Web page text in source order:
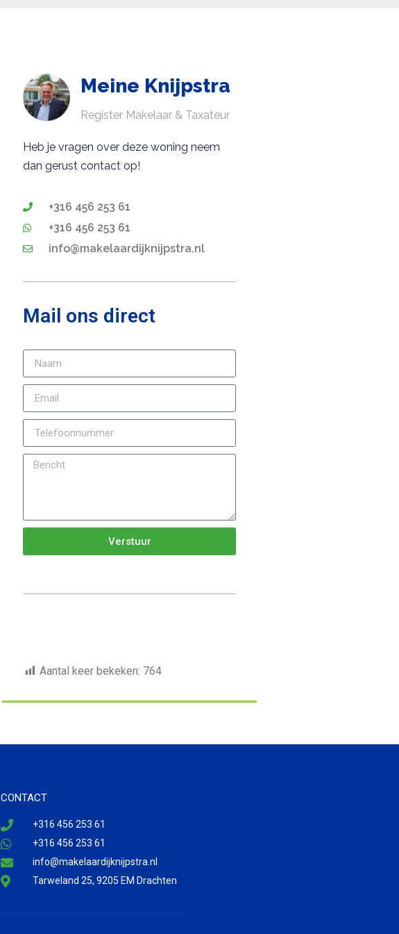
Meine Knijpstra
Register Makelaar & Taxateur
Heb je vragen over deze woning neem
dan gerust contact op!
+316 456 253 61
+316 456 253 61
info@makelaardijknijpstra.nl
Mail ons direct
Verstuur
Aantal keer bekeken: 764
CONTACT
+316 456 253 61
+316 456 253 61
info@makelaardijknijpstra.nl
Tarweland 25, 9205 EM Drachten